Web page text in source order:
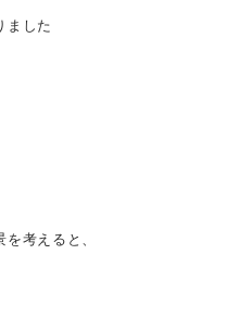
ました
考えると、